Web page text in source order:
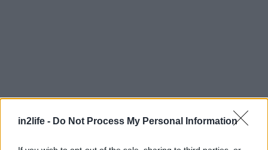
in2life - Do Not Process My Personal Information